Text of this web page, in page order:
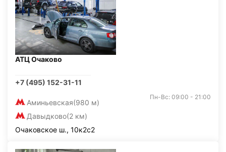
АТЦ Очаково
+7 (495) 152-31-11
Аминьевская(980 м)
Давыдково(2 км)
Пн-Вс: 09:00 - 21:00
Очаковское ш., 10к2с2